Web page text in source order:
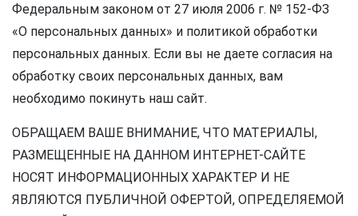
Федеральным законом от 27 июля 2006 г. № 152-ФЗ
«О персональных данных» и политикой обработки
персональных данных. Если вы не даете согласия на
обработку своих персональных данных, вам
необходимо покинуть наш сайт.
ОБРАЩАЕМ ВАШЕ ВНИМАНИЕ, ЧТО МАТЕРИАЛЫ,
РАЗМЕЩЕННЫЕ НА ДАННОМ ИНТЕРНЕТ-САЙТЕ
НОСЯТ ИНФОРМАЦИОННЫХ ХАРАКТЕР И НЕ
ЯВЛЯЮТСЯ ПУБЛИЧНОЙ ОФЕРТОЙ, ОПРЕДЕЛЯЕМОЙ